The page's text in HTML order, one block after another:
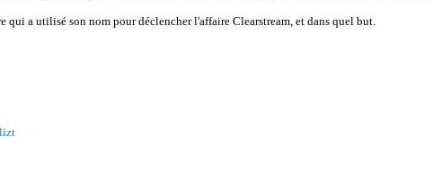
qui a utilisé son nom pour déclencher l'affaire Clearstream, et dans quel but.